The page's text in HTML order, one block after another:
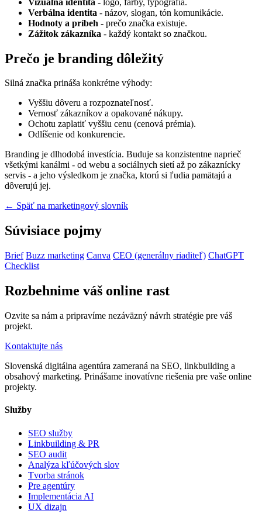
Verbálna identita - názov, slogan, tón komunikácie.
Hodnoty a príbeh - prečo značka existuje.
Zážitok zákazníka - každý kontakt so značkou.
Prečo je branding dôležitý
Silná značka prináša konkrétne výhody:
Vyššiu dôveru a rozpoznateľnosť.
Vernosť zákazníkov a opakované nákupy.
Ochotu zaplatiť vyššiu cenu (cenová prémia).
Odlíšenie od konkurencie.
Branding je dlhodobá investícia. Buduje sa konzistentne naprieč
všetkými kanálmi - od webu a sociálnych sietí až po zákaznícky
servis - a jeho výsledkom je značka, ktorú si ľudia pamätajú a
dôverujú jej.
← Späť na marketingový slovník
Súvisiace pojmy
Brief Buzz marketing Canva CEO (generálny riaditeľ) ChatGPT
Checklist
Rozbehnime váš online rast
Ozvite sa nám a pripravíme nezáväzný návrh stratégie pre váš
projekt.
Kontaktujte nás
Slovenská digitálna agentúra zameraná na SEO, linkbuilding a
obsahový marketing. Prinášame inovatívne riešenia pre vaše online
projekty.
Služby
SEO služby
Linkbuilding & PR
SEO audit
Analýza kľúčových slov
Tvorba stránok
Pre agentúry
Implementácia AI
UX dizajn